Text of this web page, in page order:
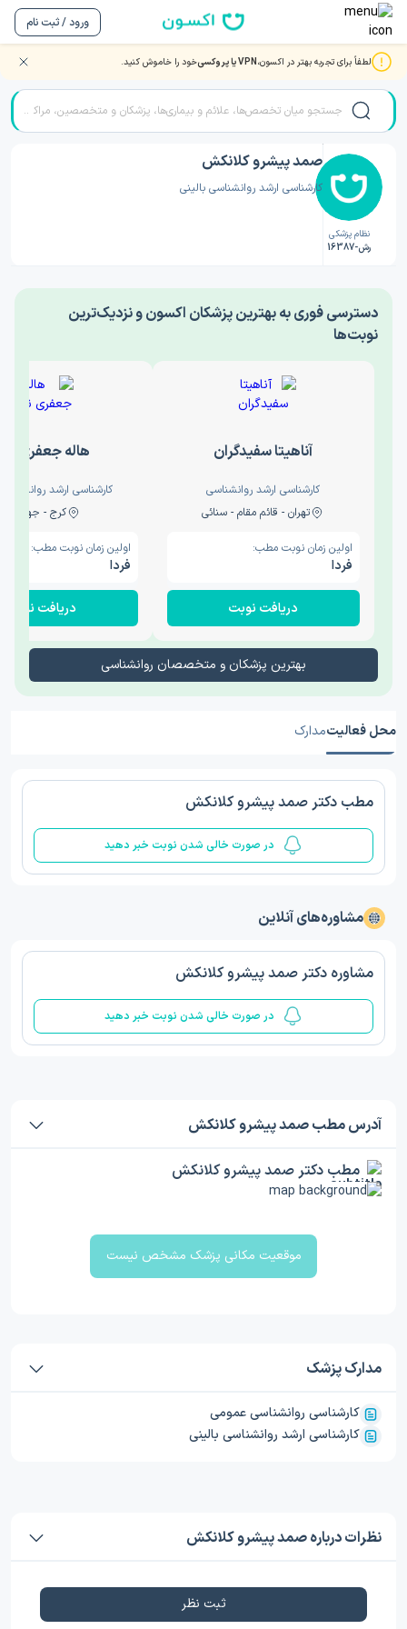
ورود / ثبت نام
لطفاً برای تجربه بهتر در اکسون،VPN یا پروکسی خود را خاموش کنید. صفحه اصلی/دکتر روانشناسی/صمد پیشرو کلانکش
نظام پزشکی
رش-16387
صمد پیشرو کلانکش
کارشناسی ارشد روانشناسی بالینی
‎دسترسی فوری به بهترین پزشکان اکسون و نزدیک‌ترین
نوبت‌ها
آناهیتا سفیدگران
کارشناسی ارشد روانشناسی
تهران - قائم مقام - سنائی
اولین زمان نوبت مطب:
فردا
دریافت نوبت
هاله جعفری
کارشناسی ارشد
کرج - جهانشهر
اولین زمان نوبت مطب:
فردا
دریافت نوبت
بهترین پزشکان و متخصصان روانشناسی
محل فعالیتمدارک
مطب دکتر صمد پیشرو کلانکش
در صورت خالی شدن نوبت خبر دهید
مشاوره‌های آنلاین
مشاوره دکتر صمد پیشرو کلانکش
در صورت خالی شدن نوبت خبر دهید
آدرس مطب صمد پیشرو کلانکش
مطب دکتر صمد پیشرو کلانکش
موقعیت مکانی پزشک مشخص نیست
مدارک پزشک
کارشناسی روانشناسی عمومی
کارشناسی ارشد روانشناسی بالینی
نظرات درباره صمد پیشرو کلانکش
ثبت نظر